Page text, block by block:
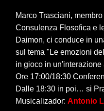
Marco Trasciani,
Consulenza Flosofica e
Daimon, ci conduce in
sul tema "Le emozioni
in gioco in un'interazione
Ore 17:00/18:30
Dalle 18:30 in poi… si
Musicalizador:Antonio